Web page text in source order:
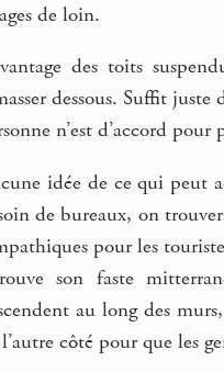
de loin.
des toits
dessous. Suffit
n’est d’accord
idée de ce qui peut
de bureaux, on
pour les
son faste
au long des
côté pour que les